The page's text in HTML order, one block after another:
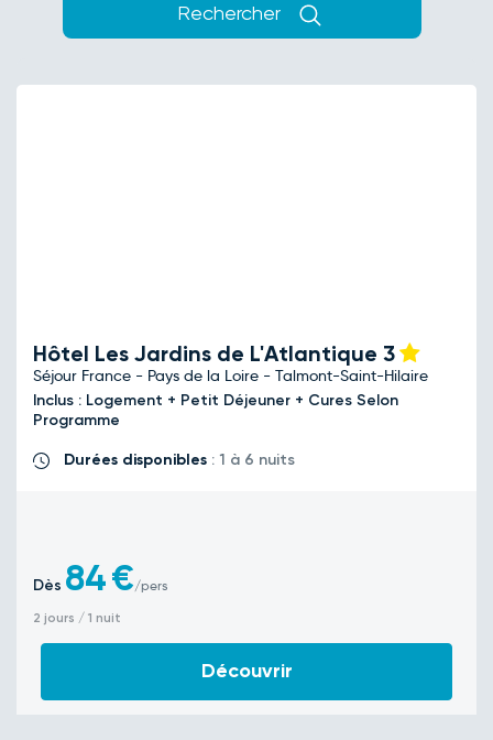
Rechercher
Hôtel Les Jardins de L'Atlantique 3
Séjour France - Pays de la Loire - Talmont-Saint-Hilaire
Inclus : Logement + Petit Déjeuner + Cures Selon
Programme
Durées disponibles : 1 à 6 nuits
Dès 84€/pers
2 jours / 1 nuit
Découvrir